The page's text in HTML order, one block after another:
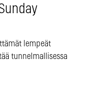
lempeät
tunnelmallisessa